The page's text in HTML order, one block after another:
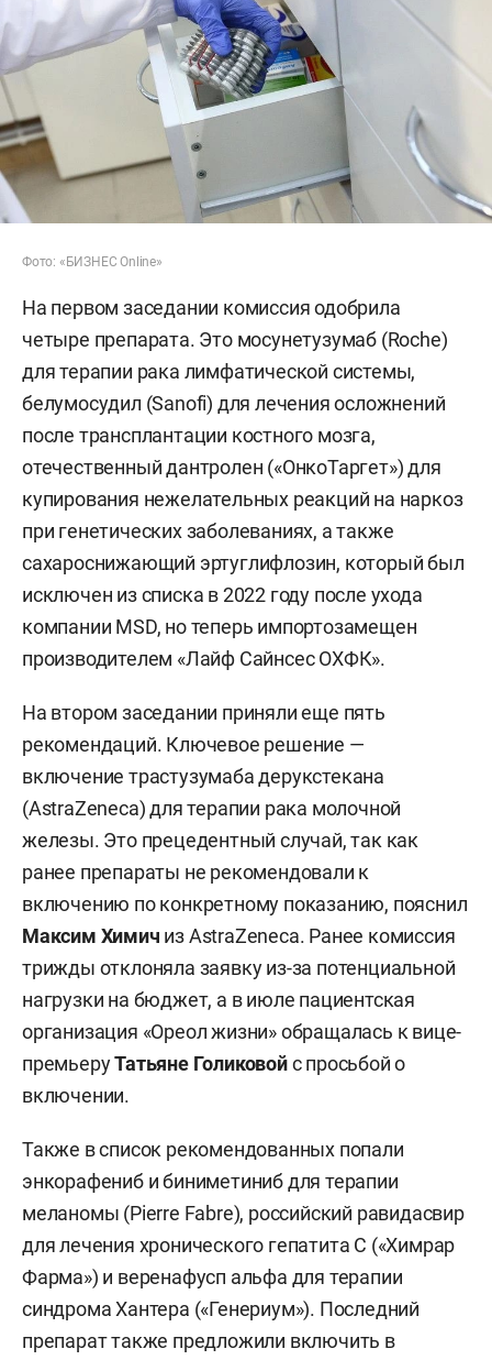
Фото: «БИЗНЕС Online»
На первом заседании комиссия одобрила
четыре препарата. Это мосунетузумаб (Roche)
для терапии рака лимфатической системы,
белумосудил (Sanofi) для лечения осложнений
после трансплантации костного мозга,
отечественный дантролен («ОнкоТаргет») для
купирования нежелательных реакций на наркоз
при генетических заболеваниях, а также
сахароснижающий эртуглифлозин, который был
исключен из списка в 2022 году после ухода
компании MSD, но теперь импортозамещен
производителем «Лайф Сайнсес ОХФК».
На втором заседании приняли еще пять
рекомендаций. Ключевое решение —
включение трастузумаба дерукстекана
(AstraZeneca) для терапии рака молочной
железы. Это прецедентный случай, так как
ранее препараты не рекомендовали к
включению по конкретному показанию, пояснил
Максим Химич из AstraZeneca. Ранее комиссия
трижды отклоняла заявку из-за потенциальной
нагрузки на бюджет, а в июле пациентская
организация «Ореол жизни» обращалась к вице-
премьеруТатьяне Голиковойс просьбой о
включении.
Также в список рекомендованных попали
энкорафениб и биниметиниб для терапии
меланомы (Pierre Fabre), российский равидасвир
для лечения хронического гепатита С («Химрар
Фарма») и веренафусп альфа для терапии
синдрома Хантера («Генериум»). Последний
препарат также предложили включить в